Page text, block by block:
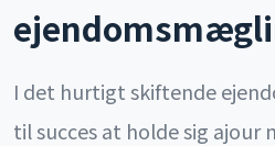
I det hurtigt skiftende
til succes at holde sig ajour